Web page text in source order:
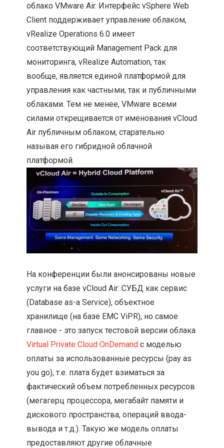
облако VMware Air. Интерфейс vSphere Web
Client поддерживает управление облаком,
vRealize Operations 6.0 имеет
соответствующий Management Pack для
мониторинга, vRealize Automation, так
вообще, является единой платформой для
управления как частными, так и публичными
облаками. Тем не менее, VMware всеми
силами открещивается от именования vCloud
Air публичным облаком, старательно
называя его гибридной облачной
платформой.
На конференции были анонсированы новые
услуги на базе vCloud Air: СУБД как сервис
(Database as-a Service), объектное
хранилище (на базе EMC ViPR), но самое
главное - это запуск тестовой версии облака
Virtual Private Cloud OnDemand с моделью
оплаты за использованные ресурсы (pay as
you go), т.е. плата будет взиматься за
фактический объем потребленных ресурсов
(мегагерц процессора, мегабайт памяти и
дискового пространства, операций ввода-
вывода и т.д.). Такую же модель оплаты
предоставляют другие облачные